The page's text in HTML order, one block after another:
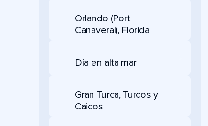
Orlando (Port
Canaveral), Florida
Día en alta mar
Gran Turca, Turcos y
Caicos